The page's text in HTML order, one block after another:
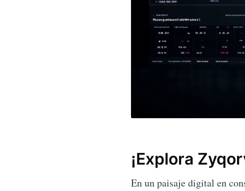
¡Explora
En un paisaje digital en